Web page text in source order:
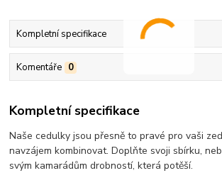
Kompletní specifikace
Komentáře 0
Kompletní specifikace
Naše cedulky jsou přesně to pravé pro vaši
navzájem kombinovat. Doplňte svoji sbírku,
svým kamarádům drobností, která potěší.